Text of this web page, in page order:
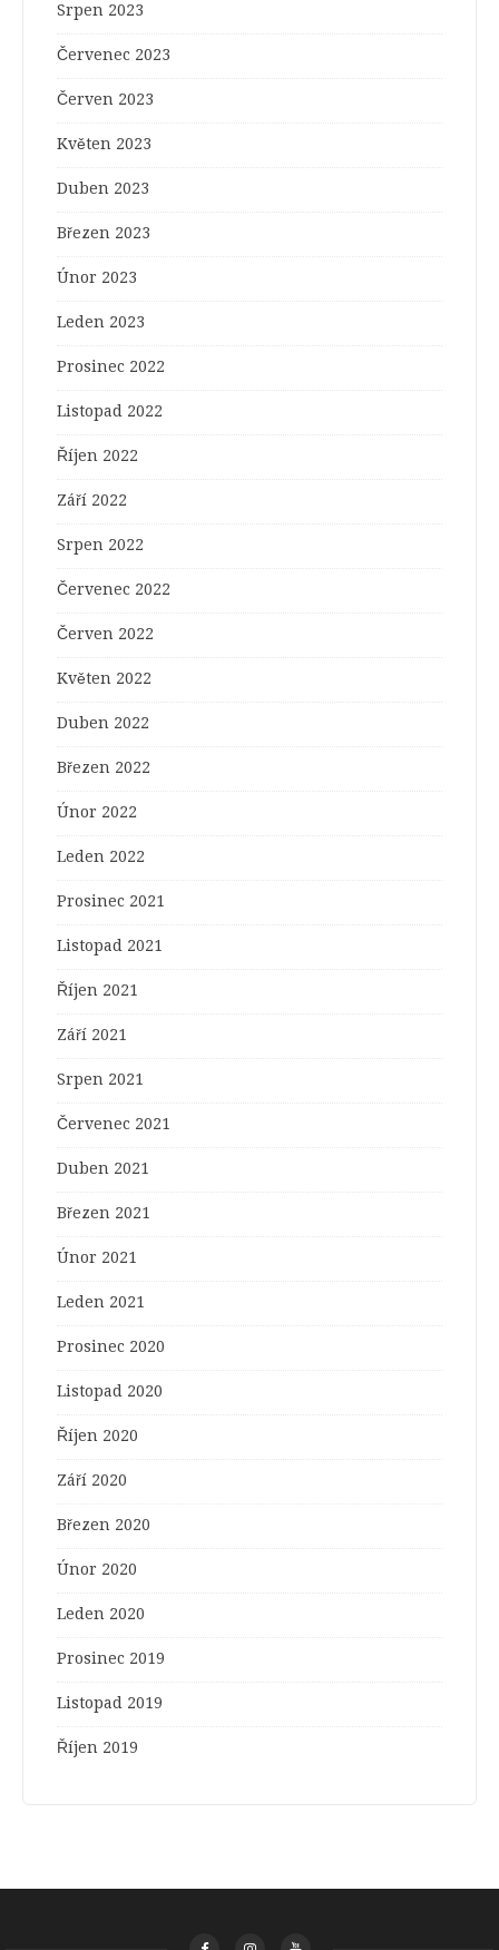
Srpen 2023
Červenec 2023
Červen 2023
Květen 2023
Duben 2023
Březen 2023
Únor 2023
Leden 2023
Prosinec 2022
Listopad 2022
Říjen 2022
Září 2022
Srpen 2022
Červenec 2022
Červen 2022
Květen 2022
Duben 2022
Březen 2022
Únor 2022
Leden 2022
Prosinec 2021
Listopad 2021
Říjen 2021
Září 2021
Srpen 2021
Červenec 2021
Duben 2021
Březen 2021
Únor 2021
Leden 2021
Prosinec 2020
Listopad 2020
Říjen 2020
Září 2020
Březen 2020
Únor 2020
Leden 2020
Prosinec 2019
Listopad 2019
Říjen 2019